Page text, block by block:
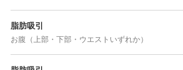
脂肪吸引
お腹（上部・下部・ウエストいずれか）